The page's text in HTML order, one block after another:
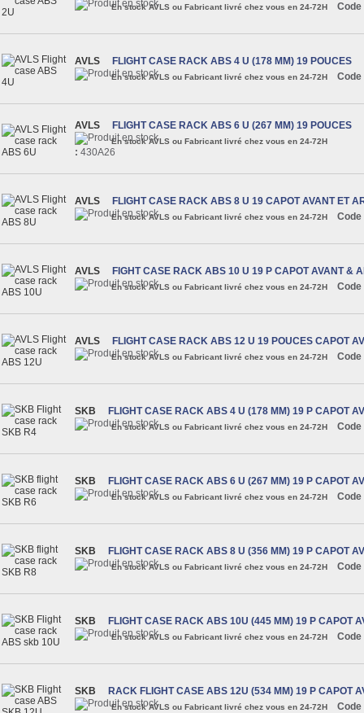
En stock AVLS ou Fabricant livré chez vous en 24-72H Code
AVLS FLIGHT CASE RACK ABS 4 U (178 MM) 19 POUCES
En stock AVLS ou Fabricant livré chez vous en 24-72H Code
AVLS FLIGHT CASE RACK ABS 6 U (267 MM) 19 POUCES
En stock AVLS ou Fabricant livré chez vous en 24-72H
: 430A26
AVLS FLIGHT CASE RACK ABS 8 U 19 CAPOT AVANT ET
En stock AVLS ou Fabricant livré chez vous en 24-72H Code
AVLS FIGHT CASE RACK ABS 10 U 19 P CAPOT AVANT &
En stock AVLS ou Fabricant livré chez vous en 24-72H Code
AVLS FLIGHT CASE RACK ABS 12 U 19 POUCES CAPOT
En stock AVLS ou Fabricant livré chez vous en 24-72H Code
SKB FLIGHT CASE RACK ABS 4 U (178 MM) 19 P CAPOT
En stock AVLS ou Fabricant livré chez vous en 24-72H Code
SKB FLIGHT CASE RACK ABS 6 U (267 MM) 19 P CAPOT
En stock AVLS ou Fabricant livré chez vous en 24-72H Code
SKB FLIGHT CASE RACK ABS 8 U (356 MM) 19 P CAPOT
En stock AVLS ou Fabricant livré chez vous en 24-72H Code
SKB FLIGHT CASE RACK ABS 10U (445 MM) 19 P CAPOT
En stock AVLS ou Fabricant livré chez vous en 24-72H Code
SKB RACK FLIGHT CASE ABS 12U (534 MM) 19 P CAPOT
En stock AVLS ou Fabricant livré chez vous en 24-72H Code